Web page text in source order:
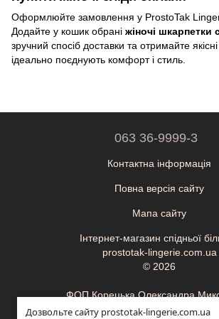
Дозвольте сайту prostotak-lingerie.com.ua
Оформлюйте замовлення у ProstoTak Lingerie
Додайте у кошик обрані жіночі шкарпетки
зручний спосіб доставки та отримайте
ідеально поєднують комфорт і стиль.
063 36-9999-3
Контактна інформація
Повна версія сайту
Мапа сайту
Інтернет-магазин спідньої
prostotak-lingerie.com.ua
© 2026
ФОП Корецька Олександра
ІПН (ЄДРПОУ): 3595410900